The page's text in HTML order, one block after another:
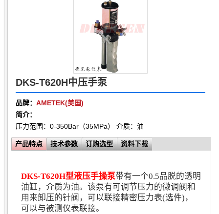
DKS-T620H中压手泵
品牌： AMETEK(美国)
简介：
压力范围：0-350Bar（35MPa） 介质：油
产品特点 技术参数 订购选型 资料下载
DKS-T620H型液压手操泵带有一个0.5品脱的透明
油缸，介质为油。该泵有可调节压力的微调阀和
用来卸压的针阀，可以联接精密压力表(选件)，
可以与被测仪表联接。